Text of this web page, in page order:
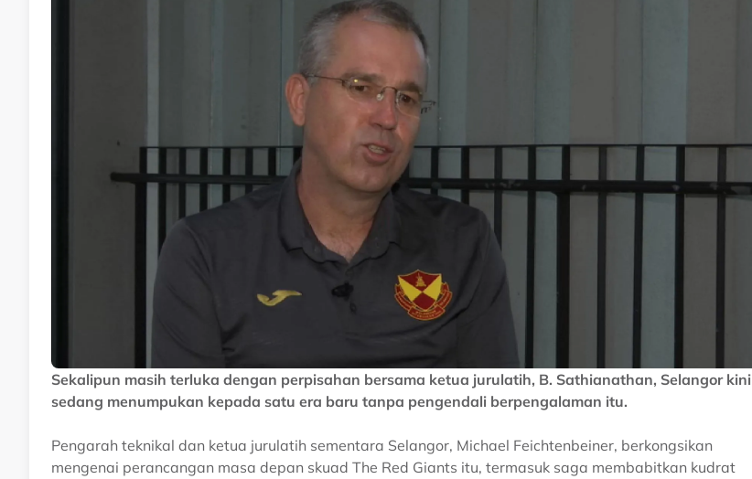
Sekalipun masih terluka dengan perpisahan bersama ketua jurulatih, B. Sathianathan, Selangor kini
sedang menumpukan kepada satu era baru tanpa pengendali berpengalaman itu.
Pengarah teknikal dan ketua jurulatih sementara Selangor, Michael Feichtenbeiner, berkongsikan
mengenai perancangan masa depan skuad The Red Giants itu, termasuk saga membabitkan kudrat